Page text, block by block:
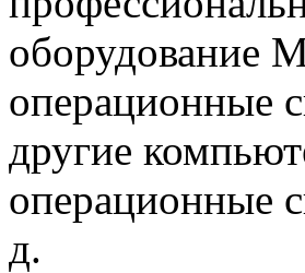
оборудование
операционные
другие
операционные
д.